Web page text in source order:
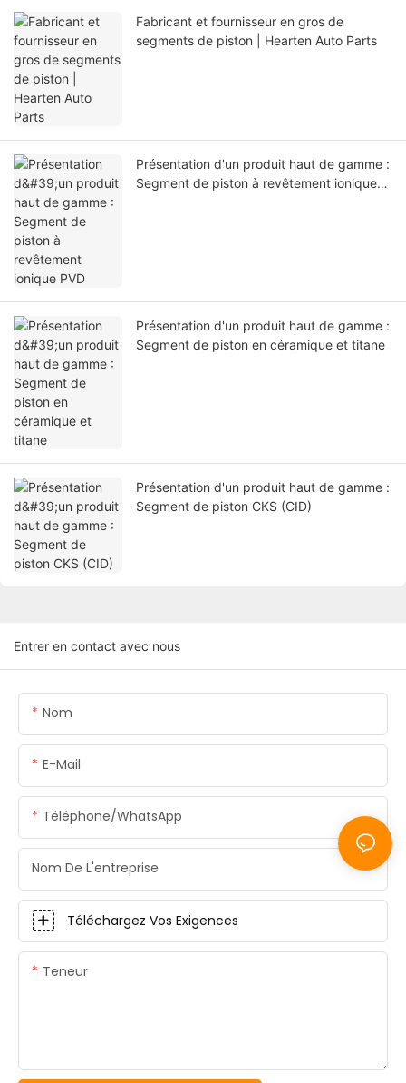
Fabricant et fournisseur en gros de
segments de piston | Hearten Auto Parts
Présentation d'un produit haut de gamme :
Segment de piston à revêtement ionique
Présentation d'un produit haut de gamme :
Segment de piston en céramique et titane
Présentation d'un produit haut de gamme :
Segment de piston CKS (CID)
Entrer en contact avec nous
Nom
E-Mail
Téléphone/WhatsApp
Nom De L'entreprise
Téléchargez Vos Exigences
Teneur